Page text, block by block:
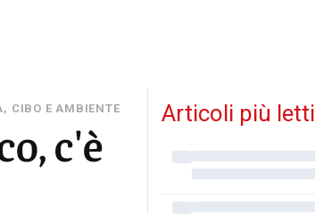
CIBO E AMBIENTE
c'è
Articoli più letti